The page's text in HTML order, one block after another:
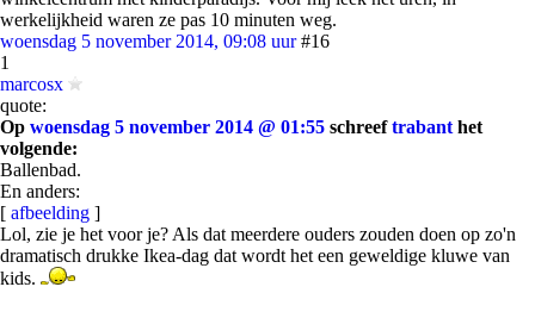
werkelijkheid waren ze pas 10 minuten weg.
woensdag 5 november 2014, 09:08 uur #16
1
marcosx
quote:
Op woensdag 5 november 2014 @ 01:55 schreeftrabant het
volgende:
Ballenbad.
En anders:
[ afbeelding ]
Lol, zie je het voor je? Als dat meerdere ouders zouden doen op zo'n
dramatisch drukke Ikea-dag dat wordt het een geweldige kluwe van
kids.